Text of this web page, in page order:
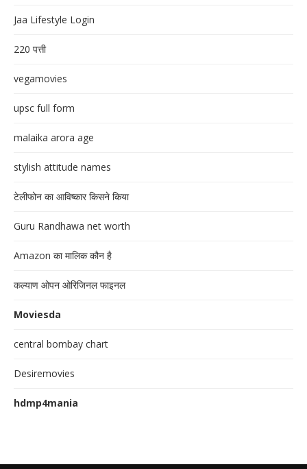
Jaa Lifestyle Login
220 पत्ती
vegamovies
upsc full form
malaika arora age
stylish attitude names
टेलीफोन का आविष्कार किसने किया
Guru Randhawa net worth
Amazon का मालिक कौन है
कल्याण ओपन ओरिजिनल फाइनल
Moviesda
central bombay chart
Desiremovies
hdmp4mania